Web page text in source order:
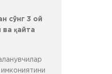
сўнг 3 ой
қайта